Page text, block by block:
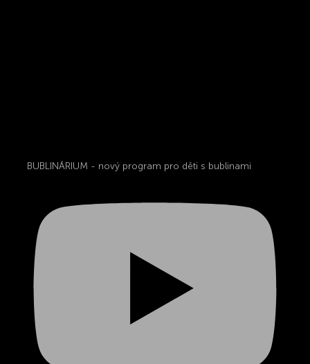
BUBLINÁRIUM - nový program pro děti s bublinami